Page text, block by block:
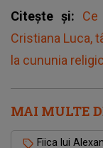
Citește și:
Cristiana Luca,
la cununia
MAI MULTE
Fiica lui